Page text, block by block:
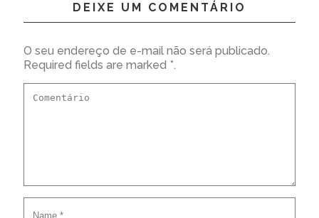
DEIXE UM COMENTÁRIO
O seu endereço de e-mail não será publicado.
Required fields are marked *.